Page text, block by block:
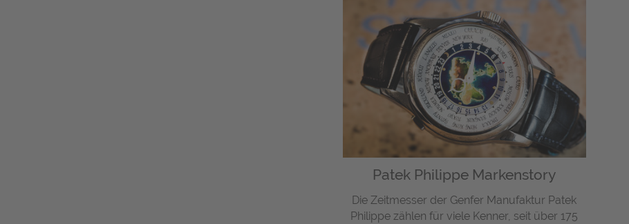
Patek Philippe Markenstory
Die Zeitmesser der Genfer Manufaktur Patek
Philippe zählen für viele Kenner, seit über 175